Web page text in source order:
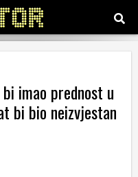
imao prednost u
bi bio neizvjestan